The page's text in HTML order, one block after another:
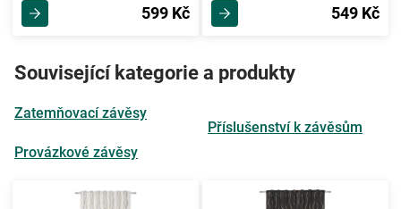
599 Kč 549 Kč
Související kategorie a produkty
Zatemňovací závěsy
Provázkové závěsy
Příslušenství k závěsům